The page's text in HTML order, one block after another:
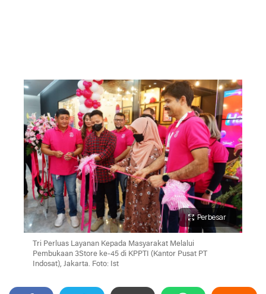
Perbesar
Tri Perluas Layanan Kepada Masyarakat Melalui
Pembukaan 3Store ke-45 di KPPTI (Kantor Pusat PT
Indosat), Jakarta. Foto: Ist